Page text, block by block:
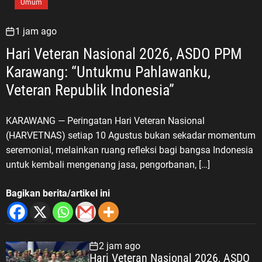
Kedua, Veteran Pembela, yakni
mereka yang terlibat dalam
berbagai perjuangan atau operasi
pembelaan negara, termasuk
Trikora, Dwikora, dan Seroja.
Ketiga, Veteran Perdamaian, yakni
para veteran yang melaksanakan
tugas dalam misi perdamaian di
bawah naungan Perserikatan
Bangsa-Bangsa (PBB). Menurut
generasi perjuangan tersebut tidak
mengurangi nilai pengabdian para
veteran. Setiap perjuangan
memiliki sejarah, tantangan, dan
pengorbanannya sendiri yang
Umum
1 jam ago
Hari Veteran Nasional 2026, ASDO PPM
Karawang: “Untukmu Pahlawanku,
Veteran Republik Indonesia”
KARAWANG — Peringatan Hari Veteran Nasional
(HARVETNAS) setiap 10 Agustus bukan sekadar momentum
seremonial, melainkan ruang refleksi bagi bangsa Indonesia
untuk kembali mengenang jasa, pengorbanan, […]
Bagikan berita/artikel ini
2 jam ago
Hari Veteran Nasional 2026, ASDO